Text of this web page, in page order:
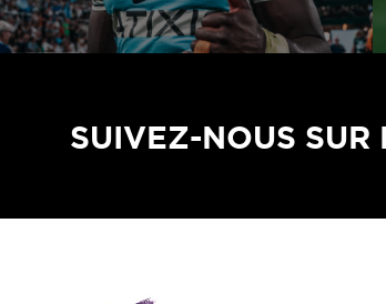
SUIVEZ-NOUS SUR